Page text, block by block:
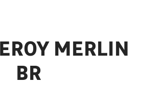
MERLIN
BR